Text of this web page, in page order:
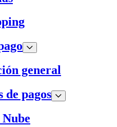
general
de pagos